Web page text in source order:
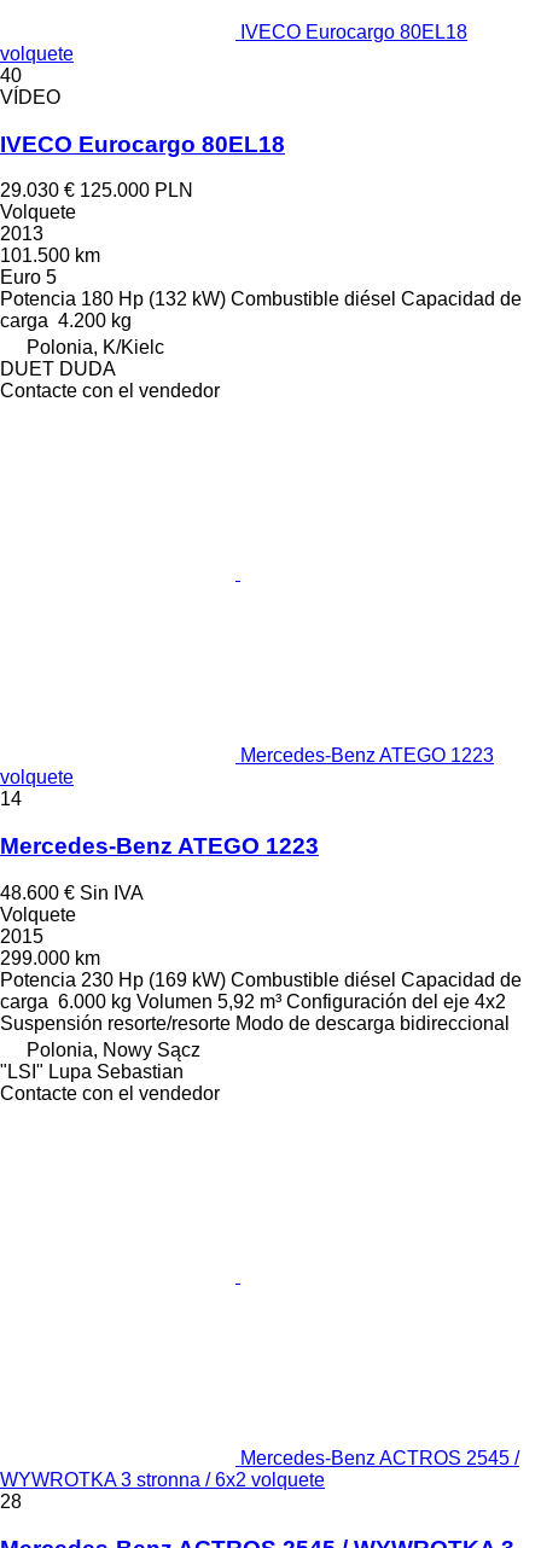
IVECO Eurocargo 80EL18
volquete
40
VÍDEO
IVECO Eurocargo 80EL18
29.030 € 125.000 PLN
Volquete
2013
101.500 km
Euro 5
Potencia 180 Hp (132 kW) Combustible diésel Capacidad de
carga 4.200 kg
Polonia, K/Kielc
DUET DUDA
Contacte con el vendedor
Mercedes-Benz ATEGO 1223
volquete
14
Mercedes-Benz ATEGO 1223
48.600 € Sin IVA
Volquete
2015
299.000 km
Potencia 230 Hp (169 kW) Combustible diésel Capacidad de
carga 6.000 kg Volumen 5,92 m³ Configuración del eje 4x2
Suspensión resorte/resorte Modo de descarga bidireccional
Polonia, Nowy Sącz
"LSI" Lupa Sebastian
Contacte con el vendedor
Mercedes-Benz ACTROS 2545 /
WYWROTKA 3 stronna / 6x2 volquete
28